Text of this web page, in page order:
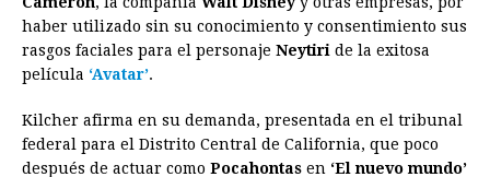
b
o
k
e
n
e
s
A
p
a
d
e
r
s
e
d
n
l
t
L
k
haber utilizado sin su conocimiento y consentimiento sus
rasgos faciales para el personaje Neytiri de la exitosa
película ‘Avatar’.
Kilcher afirma en su demanda, presentada en el tribunal
federal para el Distrito Central de California, que poco
después de actuar como Pocahontas en ‘El nuevo mundo’